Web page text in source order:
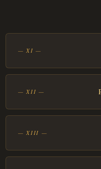
— XI —
— XII —
— XIII —